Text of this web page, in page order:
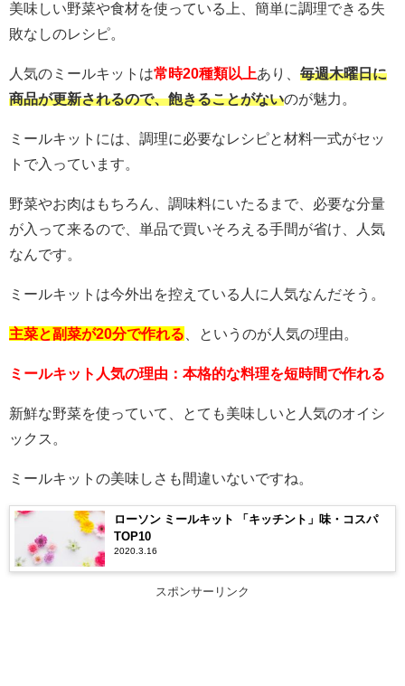
美味しい野菜や食材を使っている上、簡単に調理できる失
敗なしのレシピ。
人気のミールキットは常時20種類以上あり、 毎週木曜日に
商品が更新されるので、飽きることがないのが魅力。
ミールキットには、調理に必要なレシピと材料一式がセッ
トで入っています。
野菜やお肉はもちろん、調味料にいたるまで、必要な分量
が入って来るので、単品で買いそろえる手間が省け、人気
なんです。
ミールキットは今外出を控えている人に人気なんだそう。
主菜と副菜が20分で作れる 、というのが人気の理由。
ミールキット人気の理由：本格的な料理を短時間で作れる
新鮮な野菜を使っていて、とても美味しいと人気のオイシ
ックス。
ミールキットの美味しさも間違いないですね。
ローソン ミールキット 「キッチント」味・コスパ
TOP10
2020.3.16
スポンサーリンク